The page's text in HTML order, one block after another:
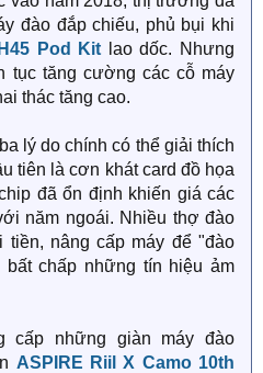
đào đắp chiếu, phủ bụi khi
Pod Kit lao dốc. Nhưng
tục tăng cường các cỗ máy
thác tăng cao.
lý do chính có thể giải thích
tiên là cơn khát card đồ họa
đã ổn định khiến giá các
năm ngoái. Nhiều thợ đào
nâng cấp máy để "đào
bất chấp những tín hiệu ảm
cấp những giàn máy đào
ASPIRE Riil X Camo 10th